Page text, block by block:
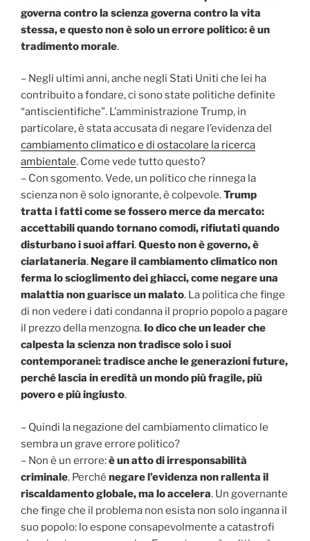
governa contro la scienza governa contro la vita
stessa, e questo non è solo un errore politico: è un
tradimento morale.
– Negli ultimi anni, anche negli Stati Uniti che lei ha
contribuito a fondare, ci sono state politiche definite
“antiscientifiche”. L’amministrazione Trump, in
particolare, è stata accusata di negare l’evidenza del
cambiamento climatico e di ostacolare la ricerca
ambientale. Come vede tutto questo?
– Con sgomento. Vede, un politico che rinnega la
scienza non è solo ignorante, è colpevole.Trump
tratta i fatti come se fossero merce da mercato:
accettabili quando tornano comodi, rifiutati quando
disturbano i suoi affari.Questo non è governo, è
ciarlataneria. Negare il cambiamento climatico non
ferma lo scioglimento dei ghiacci, come negare una
malattia non guarisce un malato. La politica che finge
di non vedere i dati condanna il proprio popolo a pagare
il prezzo della menzogna. Io dico che un leader che
calpesta la scienza non tradisce solo i suoi
contemporanei: tradisce anche le generazioni future,
perché lascia in eredità un mondo più fragile, più
povero e più ingiusto.
– Quindi la negazione del cambiamento climatico le
sembra un grave errore politico?
– Non è un errore:è un atto di irresponsabilità
criminale. Perché negare l’evidenza non rallenta il
riscaldamento globale, ma lo accelera. Un governante
che finge che il problema non esista non solo inganna il
suo popolo: lo espone consapevolmente a catastrofi